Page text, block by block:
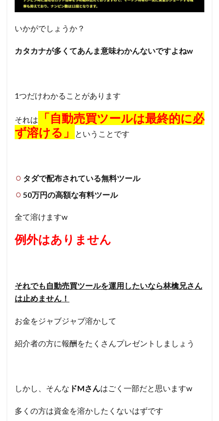
いかがでしょうか？
カタカナが多くてあんま意味わかんないですよねw
1つだけわかることがあります
それは
「自動売買ツールは最終的に必
ず溶ける」
ということです
タダで配布されている無料ツール
50万円の高額な有料ツール
全て溶けますw
例外はありません
それでも自動売買ツールを運用したいなら林檎兄さん
は止めません！
お金をジャブジャブ溶かして
紹介者の方に報酬をたくさんプレゼントしましょう
しかし、そんな ドMさんはごく一部だと思いますw
多くの方は資金を溶かしたくないはずです